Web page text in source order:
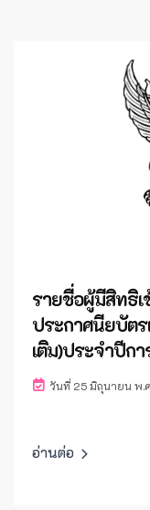
รายชื่อผู้มีสิทธิ
ประกาศนียบัต
เติม)ประจำปีก
วันที่ 25 มิถุนายน พ.
อ่านต่อ